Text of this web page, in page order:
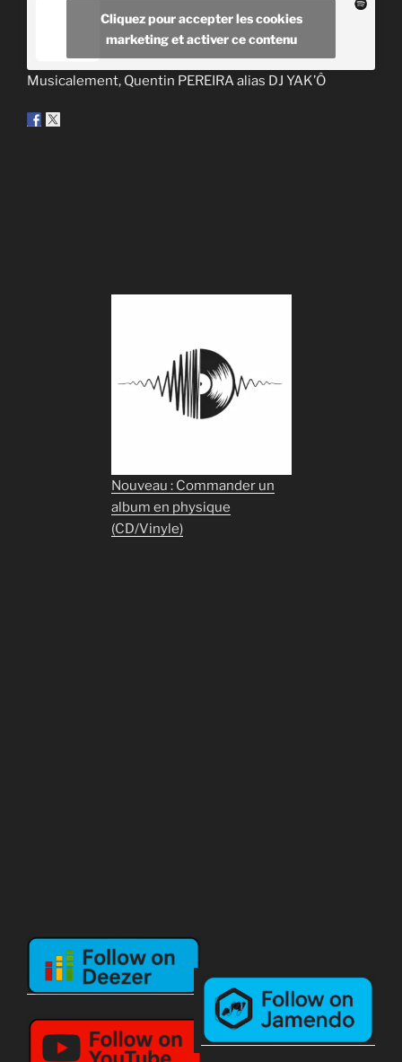
Cliquez pour accepter les cookies
marketing et activer ce contenu
Musicalement, Quentin PEREIRA alias DJ YAK’Ô
Nouveau : Commander un
album en physique
(CD/Vinyle)